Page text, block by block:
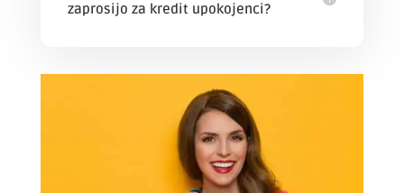
zaprosijo za kredit upokojenci?